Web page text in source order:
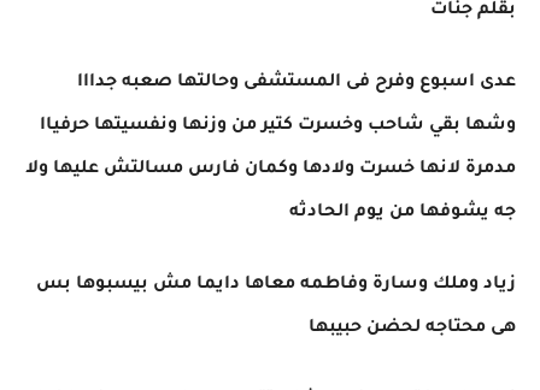
بقلم جنات
عدى اسبوع وفرح فى المستشفى وحالتها صعبه جدااا
وشها بقي شاحب وخسرت كتير من وزنها ونفسيتها حرفياا
مدمرة لانها خسرت ولادها وكمان فارس مسالتش عليها ولا
جه يشوفها من يوم الحادثه
زياد وملك وسارة وفاطمه معاها دايما مش بيسبوها بس
هى محتاجه لحضن حبيبها